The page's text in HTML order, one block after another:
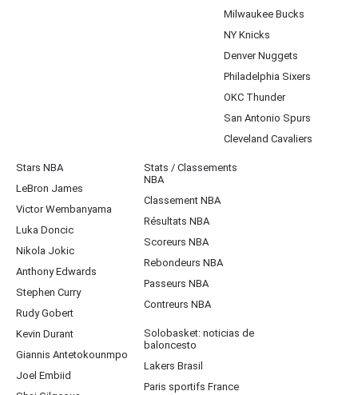
Milwaukee Bucks
NY Knicks
Denver Nuggets
Philadelphia Sixers
OKC Thunder
San Antonio Spurs
Cleveland Cavaliers
Stars NBA
LeBron James
Victor Wembanyama
Luka Doncic
Nikola Jokic
Anthony Edwards
Stephen Curry
Rudy Gobert
Kevin Durant
Giannis Antetokounmpo
Joel Embiid
Stats / Classements
NBA
Classement NBA
Résultats NBA
Scoreurs NBA
Rebondeurs NBA
Passeurs NBA
Contreurs NBA
Solobasket: noticias de
baloncesto
Lakers Brasil
Paris sportifs France